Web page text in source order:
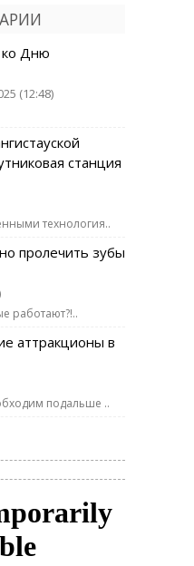
ко Дню
(12:48)
станция
технология..
пролечить зубы
работают?!..
аттракционы в
подальше ..